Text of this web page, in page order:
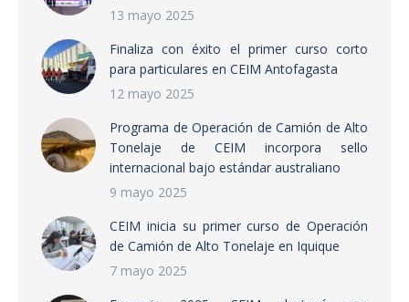
13 mayo 2025
Finaliza con éxito el primer curso corto
para particulares en CEIM Antofagasta
12 mayo 2025
Programa de Operación de Camión de Alto
Tonelaje de CEIM incorpora sello
internacional bajo estándar australiano
9 mayo 2025
CEIM inicia su primer curso de Operación
de Camión de Alto Tonelaje en Iquique
7 mayo 2025